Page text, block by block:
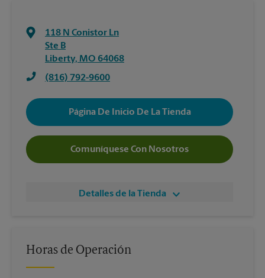
118 N Conistor Ln
Ste B
Liberty, MO 64068
(816) 792-9600
Página De Inicio De La Tienda
Comuníquese Con Nosotros
Detalles de la Tienda
Horas de Operación